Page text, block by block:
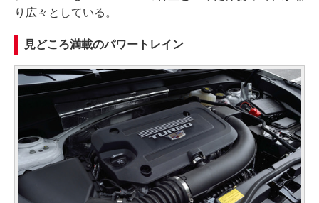
り広々としている。
見どころ満載のパワートレイン